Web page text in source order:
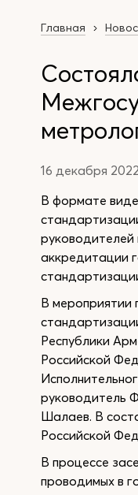
Главная
16 декабря 2022
В формате
руководителей
аккредитации
В мероприятии
Республики
Российской
руководитель
Шалаев. В
Российской
В процессе
проводимых в